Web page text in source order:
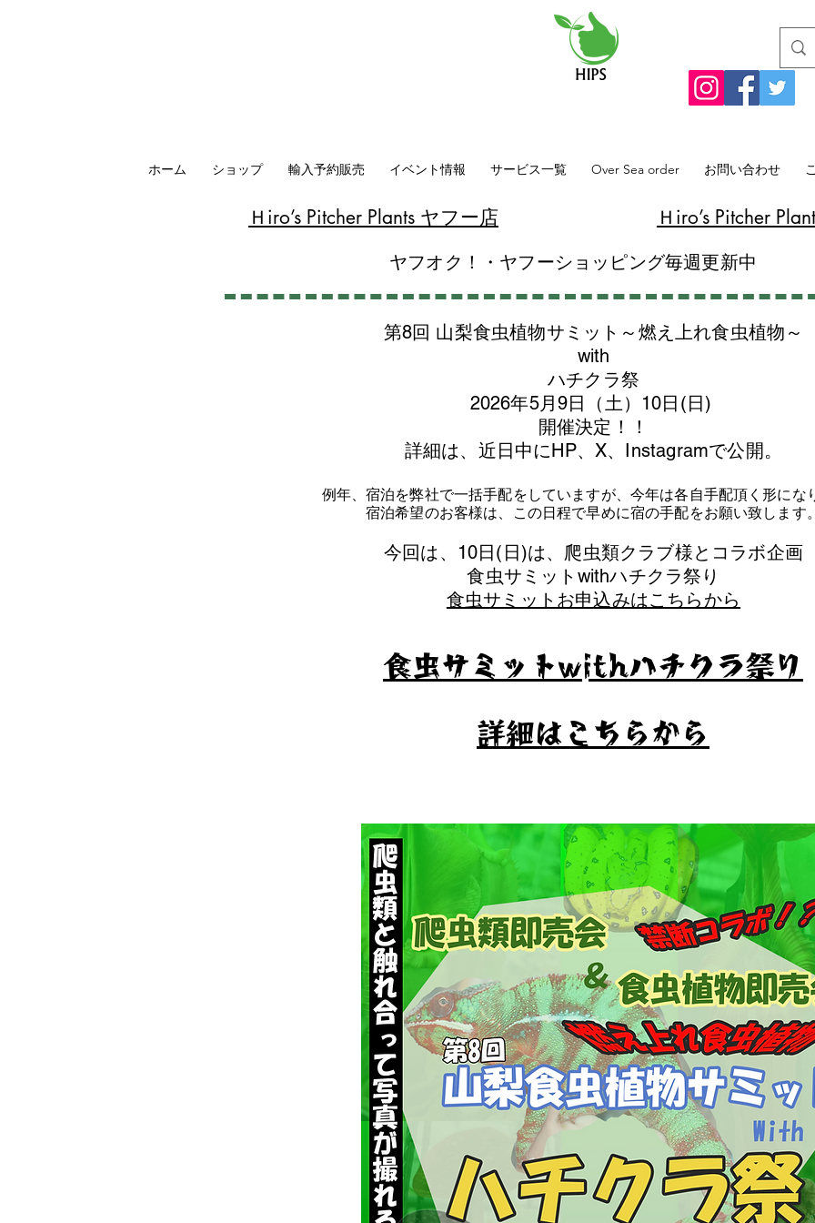
ホーム ショップ 輸入予約販売 イベント情報 サービス一覧 Over Sea order お問い合わせ
​Ｈiro’s Pitcher Plants ヤフー店 Ｈiro’s Pitcher
ヤフオク！・ヤフーショッピング毎週更新中
第8回 山梨食虫植物サミット～燃え上れ食虫植物～
with
​ハチクラ祭
2026年5月9日（土）10日(日)
​開催決定！！
詳細は、近日中にHP、X、Instagramで公開。
例年、宿泊を弊社で一括手配をしていますが、今年は各自手配頂く形にな
​宿泊希望のお客様は、この日程で早めに宿の手配をお願い致します。
​今回は、10日(日)は、爬虫類クラブ様とコラボ企画
​食虫サミットwithハチクラ祭り
食虫サミットお申込みはこちらから
食虫サミットwithハチクラ祭り
​詳細はこちらから